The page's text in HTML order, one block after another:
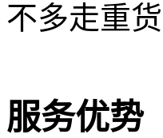
不多走重
服务优势